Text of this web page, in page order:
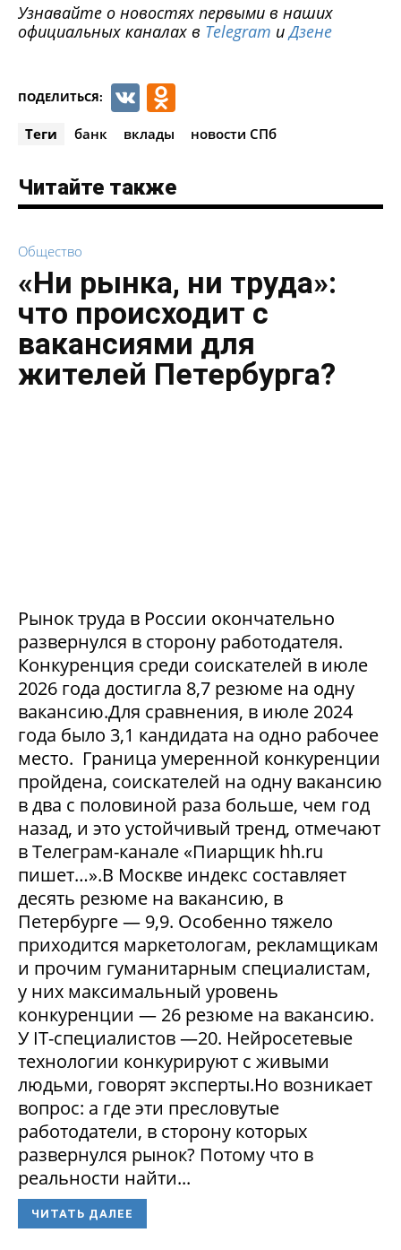
Узнавайте о новостях первыми в наших
официальных каналах в Telegram иДзене
ПОДЕЛИТЬСЯ: VK
Теги банк вклады новости СПб
Читайте также
Общество
«Ни рынка, ни труда»:
что происходит с
вакансиями для
жителей Петербурга?
Рынок труда в России окончательно
развернулся в сторону работодателя.
Конкуренция среди соискателей в июле
2026 года достигла 8,7 резюме на одну
вакансию.Для сравнения, в июле 2024
года было 3,1 кандидата на одно рабочее
место. Граница умеренной конкуренции
пройдена, соискателей на одну вакансию
в два с половиной раза больше, чем год
назад, и это устойчивый тренд, отмечают
в Телеграм-канале «Пиарщик hh.ru
пишет…».В Москве индекс составляет
десять резюме на вакансию, в
Петербурге — 9,9. Особенно тяжело
приходится маркетологам, рекламщикам
и прочим гуманитарным специалистам,
у них максимальный уровень
конкуренции — 26 резюме на вакансию.
У IT-специалистов —20. Нейросетевые
технологии конкурируют с живыми
людьми, говорят эксперты.Но возникает
вопрос: а где эти пресловутые
работодатели, в сторону которых
развернулся рынок? Потому что в
реальности найти...
ЧИТАТЬ ДАЛЕЕ